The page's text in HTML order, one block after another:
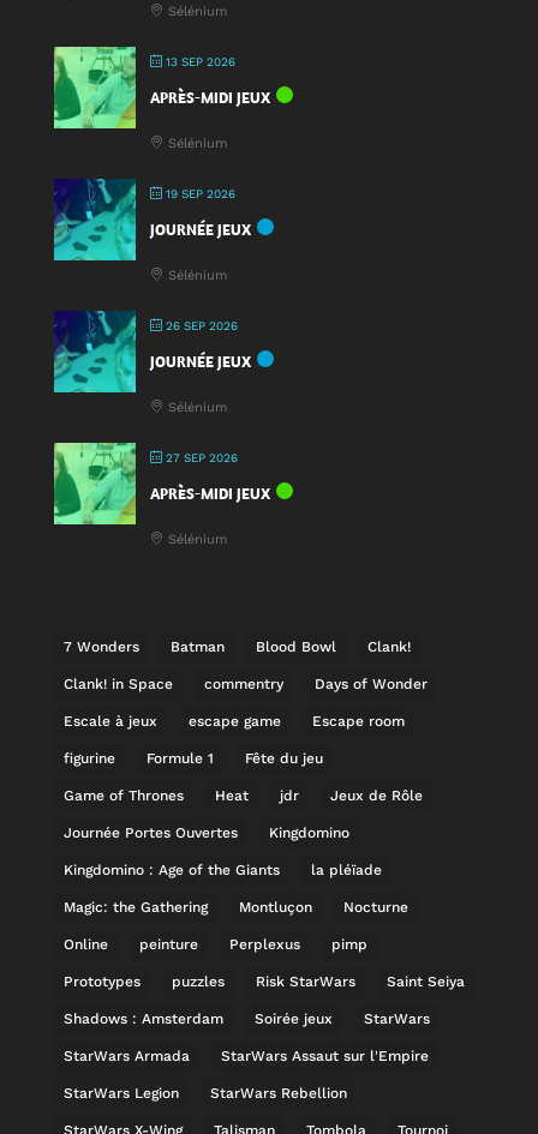
Sélénium
13 SEP 2026
APRÈS-MIDI JEUX
Sélénium
19 SEP 2026
JOURNÉE JEUX
Sélénium
26 SEP 2026
JOURNÉE JEUX
Sélénium
27 SEP 2026
APRÈS-MIDI JEUX
Sélénium
7 Wonders Batman Blood Bowl Clank!
Clank! in Space commentry Days of Wonder
Escale à jeux escape game Escape room
figurine Formule 1 Fête du jeu
Game of Thrones Heat jdr Jeux de Rôle
Journée Portes Ouvertes Kingdomino
Kingdomino : Age of the Giants la pléïade
Magic: the Gathering Montluçon Nocturne
Online peinture Perplexus pimp
Prototypes puzzles Risk StarWars Saint Seiya
Shadows : Amsterdam Soirée jeux StarWars
StarWars Armada StarWars Assaut sur l'Empire
StarWars Legion StarWars Rebellion